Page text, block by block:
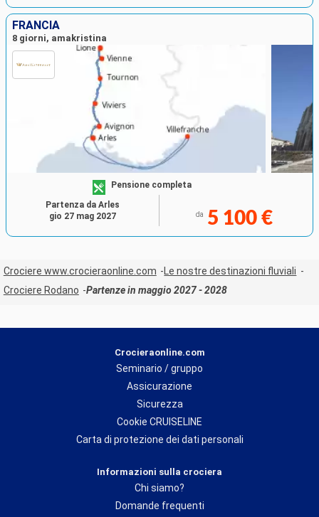
FRANCIA
8 giorni, amakristina
Pensione completa
da 5 100 €
Partenza da Arles
gio 27 mag 2027
Crociere www.crocieraonline.com
Le nostre destinazioni fluviali
Crociere Rodano
Partenze in maggio 2027 - 2028
Crocieraonline.com
Seminario / gruppo
Assicurazione
Sicurezza
Cookie CRUISELINE
Carta di protezione dei dati personali
Informazioni sulla crociera
Chi siamo?
Domande frequenti